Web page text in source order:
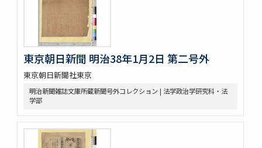
東京朝日新聞 明治38年1月2日 第二号外
東京朝日新聞社東京
明治新聞雑誌文庫所蔵新聞号外コレクション | 法学政治学研究科・法
学部